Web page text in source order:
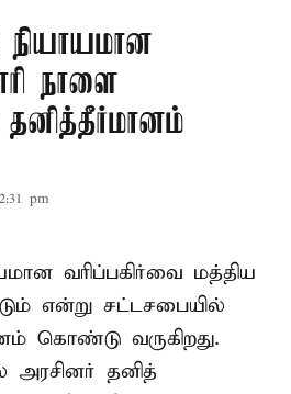
நியாயமான
நாளை
pm
வரிப்பகிர்வை மத்திய
என்று சட்டசபையில்
கொண்டு வருகிறது.
அரசினர் தனித்